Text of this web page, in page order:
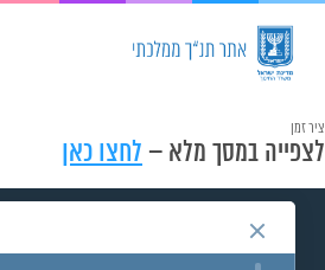
ציר זמן
לצפייה במסך מלא – לחצו כאן